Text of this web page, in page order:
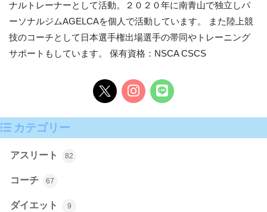
ナルトレーナーとして活動。２０２０年に南青山で独立しパ
ーソナルジムAGELCAを個人で活動しています。 また陸上競
技のコーチとして日本選手権出場選手の帯同やトレーニング
サポートもしています。 保有資格：NSCA CSCS
カテゴリー
アスリート 82
コーチ 67
ダイエット 9